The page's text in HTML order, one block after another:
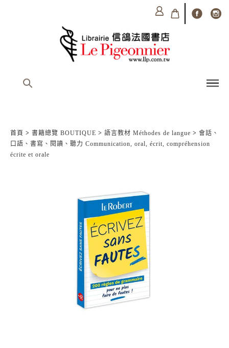
首頁 > 書籍總覽 BOUTIQUE > 語言教材 Méthodes de langue > 會話、
口語、書寫、閱讀、聽力 Communication, oral, écrit, compréhension
écrite et orale